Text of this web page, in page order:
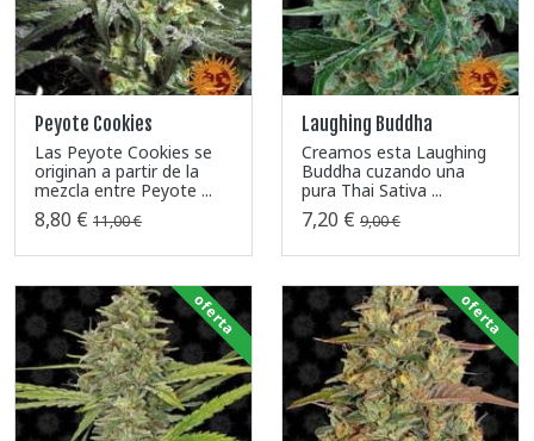
Peyote Cookies
Las Peyote Cookies se
originan a partir de la
mezcla entre Peyote ...
8,80 € 11,00 €
Laughing Buddha
Creamos esta Laughing
Buddha cuzando una
pura Thai Sativa ...
7,20 € 9,00 €
oferta oferta